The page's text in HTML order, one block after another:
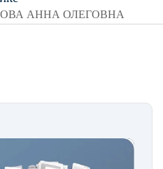
АННА ОЛЕГОВНА